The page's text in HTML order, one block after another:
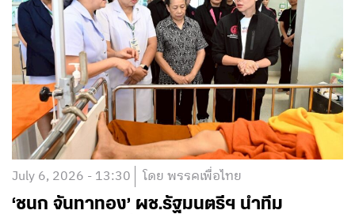
July 6, 2026 - 13:30 โดย พรรคเพื่อไทย
‘ชนก จันทาทอง’ ผช.รัฐมนตรีฯ นำทีม